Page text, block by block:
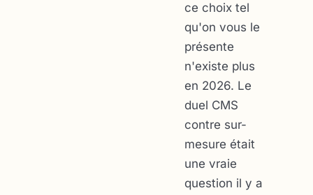
ce choix tel
qu'on vous le
présente
n'existe plus
en 2026. Le
duel CMS
contre sur-
mesure était
une vraie
question il y a